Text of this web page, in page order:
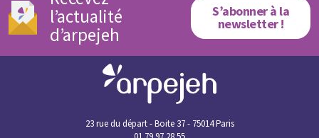
l’actualité
d’arpejeh
S’abonner à la
newsletter !
23 rue du départ - Boite 37 - 75014 Paris